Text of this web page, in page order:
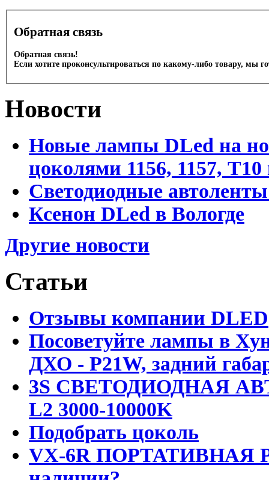
Обратная связь
Обратная связь!
Если хотите проконсультироваться по какому-либо товару, мы
Новости
Новые лампы DLed на
цоколями 1156, 1157, T10
Светодиодные
Ксенон DLed в Вологде
Другие новости
Статьи
Отзывы компании DLED
Посоветуйте лампы в
ДХО - P21W, задний
3S СВЕТОДИОДНАЯ
L2 3000-10000K
Подобрать цоколь
VX-6R ПОРТАТИВНАЯ